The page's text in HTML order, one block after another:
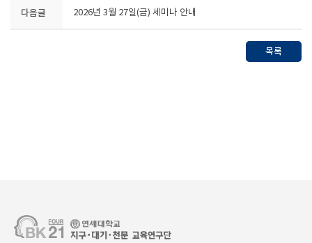
다음글 2026년 3월 27일(금) 세미나 안내
목록